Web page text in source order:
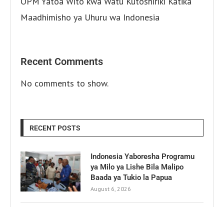
Maadhimisho ya Uhuru wa Indonesia
Recent Comments
No comments to show.
RECENT POSTS
Indonesia Yaboresha Programu
ya Milo ya Lishe Bila Malipo
Baada ya Tukio la Papua
August 6, 2026